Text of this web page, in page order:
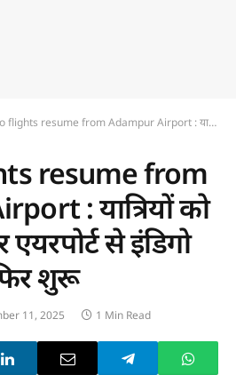
from Adampur Airport : यात्रियों को राहतः आदमपुर एयरपोर्ट से इंडिगो की फ्लाइट्स फिर शुरू
resume from
: यात्रियों को
से इंडिगो
शुरू
11, 2025 1 Min Read